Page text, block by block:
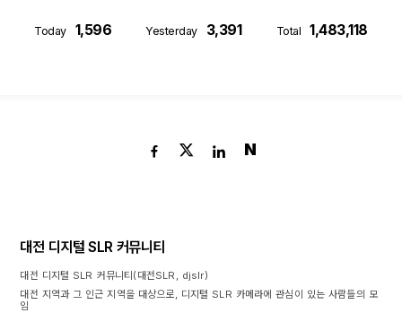
Today 1,596 Yesterday 3,391 Total 1,483,118
N
대전 디지털 SLR 커뮤니티
대전 디지털 SLR 커뮤니티(대전SLR, djslr)
대전 지역과 그 인근 지역을 대상으로, 디지털 SLR 카메라에 관심이 있는 사람들의 모
임